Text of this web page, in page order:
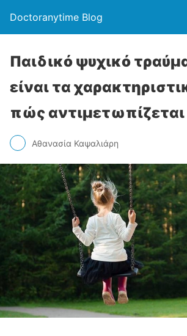
Doctoranytime Blog
Παιδικό ψυχικό
είναι τα
πώς αντιμετωπίζεται
Αθανασία Καψαλιάρη